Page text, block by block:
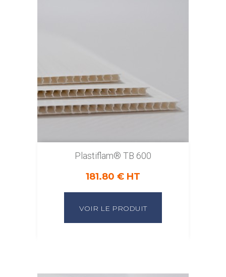
Plastiflam® TB 600
181.80 € HT
VOIR LE PRODUIT